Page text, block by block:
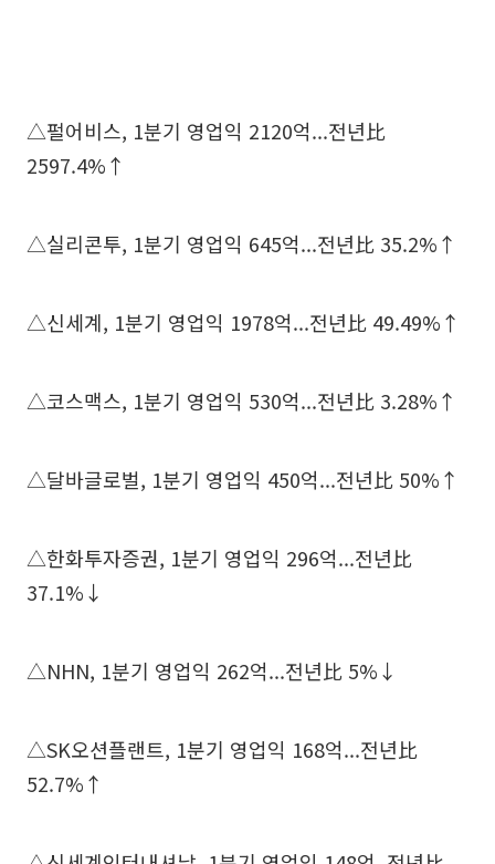
△펄어비스, 1분기 영업익 2120억...전년比
2597.4%↑
△실리콘투, 1분기 영업익 645억...전년比 35.2%↑
△신세계, 1분기 영업익 1978억...전년比 49.49%↑
△코스맥스, 1분기 영업익 530억...전년比 3.28%↑
△달바글로벌, 1분기 영업익 450억...전년比 50%↑
△한화투자증권, 1분기 영업익 296억...전년比
37.1%↓
△NHN, 1분기 영업익 262억...전년比 5%↓
△SK오션플랜트, 1분기 영업익 168억...전년比
52.7%↑